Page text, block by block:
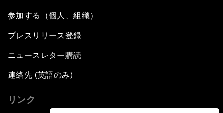
参加する（個人、組織）
プレスリリース登録
ニュースレター購読
連絡先 (英語のみ)
リンク